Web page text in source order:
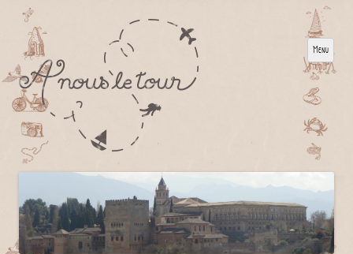
Menu